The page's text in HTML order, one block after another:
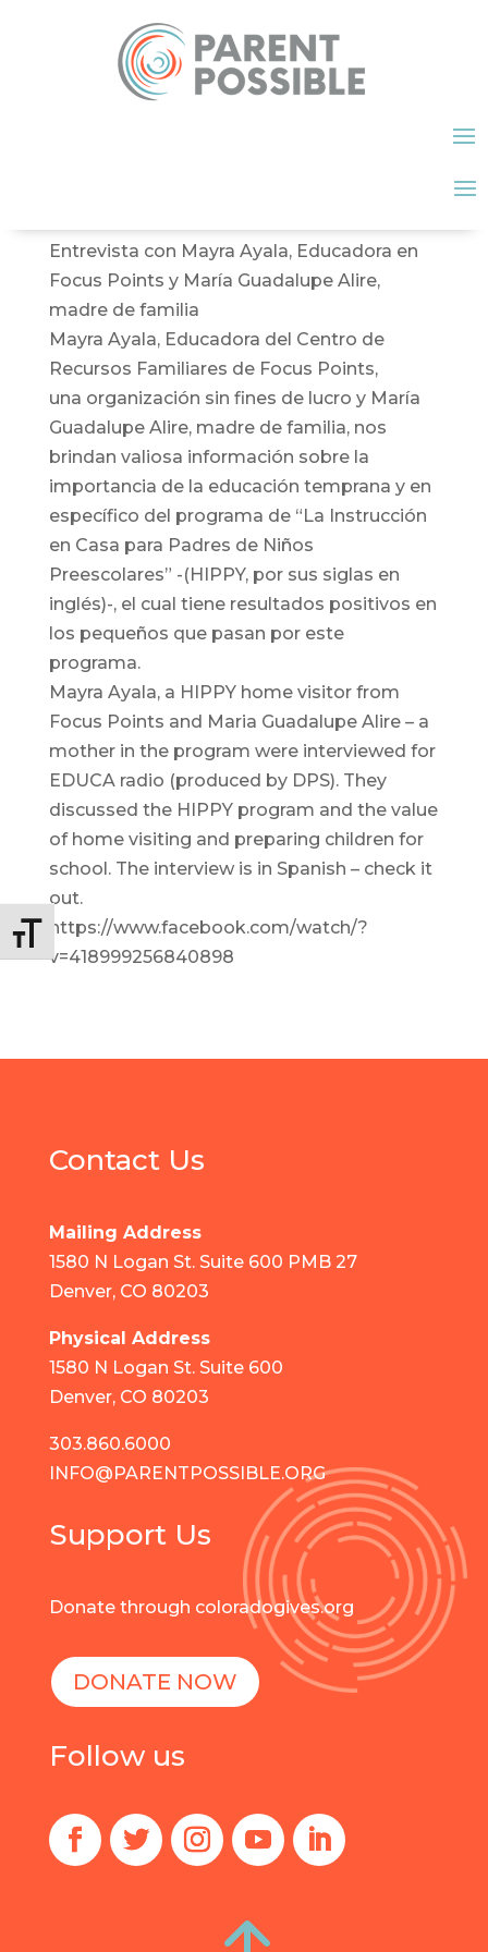
Toggle Font size
Entrevista con Mayra Ayala, Educadora en
Focus Points y María Guadalupe Alire,
madre de familia
Mayra Ayala, Educadora del Centro de
Recursos Familiares de Focus Points,
una organización sin fines de lucro y María
Guadalupe Alire, madre de familia, nos
brindan valiosa información sobre la
importancia de la educación temprana y en
específico del programa de “La Instrucción
en Casa para Padres de Niños
Preescolares” -(HIPPY, por sus siglas en
inglés)-, el cual tiene resultados positivos en
los pequeños que pasan por este
programa.
Mayra Ayala, a HIPPY home visitor from
Focus Points and Maria Guadalupe Alire – a
mother in the program were interviewed for
EDUCA radio (produced by DPS). They
discussed the HIPPY program and the value
of home visiting and preparing children for
school. The interview is in Spanish – check it
out.
https://www.facebook.com/watch/?
v=418999256840898
Contact Us
Mailing Address
1580 N Logan St. Suite 600 PMB 27
Denver, CO 80203
Physical Address
1580 N Logan St. Suite 600
Denver, CO 80203
303.860.6000
INFO@PARENTPOSSIBLE.ORG
Support Us
Donate through coloradogives.org
DONATE NOW
Follow us